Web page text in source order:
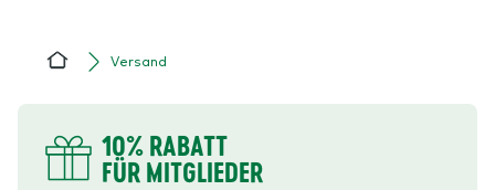
Home Versand
10% RABATT
FÜR MITGLIEDER